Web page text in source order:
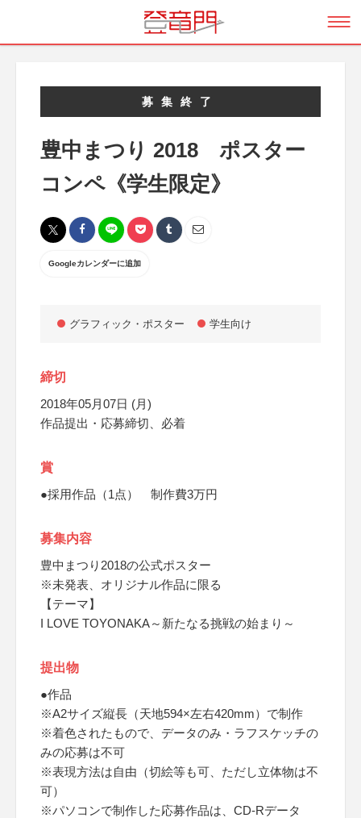
募集終了
豊中まつり 2018 ポスター
コンペ《学生限定》
Googleカレンダーに追加
グラフィック・ポスター 学生向け
締切
2018年05月07日 (月)
作品提出・応募締切、必着
賞
●採用作品（1点） 制作費3万円
募集内容
豊中まつり2018の公式ポスター
※未発表、オリジナル作品に限る
【テーマ】
I LOVE TOYONAKA～新たなる挑戦の始まり～
提出物
●作品
※A2サイズ縦長（天地594×左右420mm）で制作
※着色されたもので、データのみ・ラフスケッチの
みの応募は不可
※表現方法は自由（切絵等も可、ただし立体物は不
可）
※パソコンで制作した応募作品は、CD-Rデータ